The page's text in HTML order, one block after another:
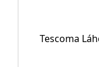
Tescoma